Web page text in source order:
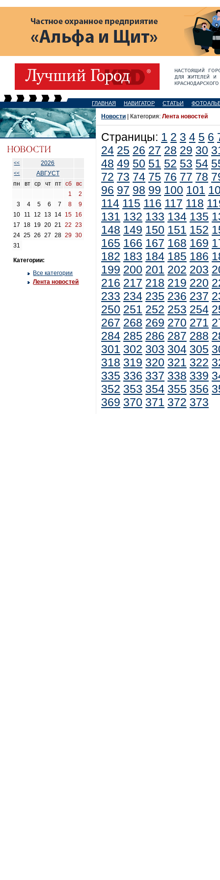
ГЛАВНАЯ НАВИГАТОР СТАТЬИ
<< 2026
<<
АВГУСТ
пн
вт ср чт пт сб
вс
1
2
3
4 5 6 7 8
9
10
11 12 13 14 15 16
17
18 19 20 21 22
23
24 25 26 27 28 29 30
31
Категории:
Все категории
Лента новостей
Новости | Категория: Лента новостей
Страницы: 1 2 3 4 5 6
24 25 26 27 28 29 30
48 49 50 51 52 53 54
72 73 74 75 76 77 78
96 97 98 99 100 101
114 115 116 117 118
131 132 133 134 135
148 149 150 151 152
165 166 167 168 169
182 183 184 185 186
199 200 201 202 203
216 217 218 219 220
233 234 235 236 237
250 251 252 253 254
267 268 269 270 271
284 285 286 287 288
301 302 303 304 305
318 319 320 321 322
335 336 337 338 339
352 353 354 355 356
369 370 371 372 373